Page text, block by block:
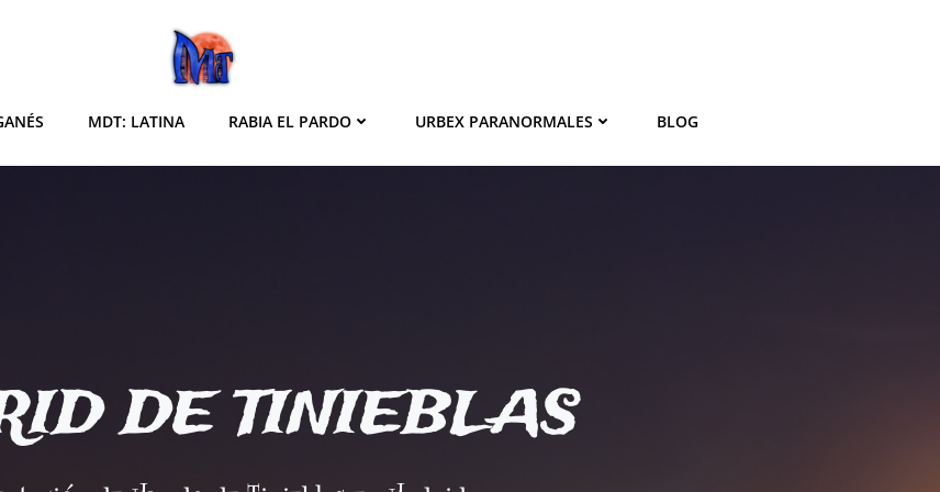
MDT: LATINA RABIA EL PARDO URBEX PARANORMALES BLOG
DE TINIEBLAS